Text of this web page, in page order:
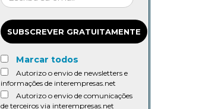
SUBSCREVER GRATUITAMENTE
Marcar todos
Autorizo o envio de newsletters e
informações de interempresas.net
Autorizo o envio de comunicações
de terceiros via interempresas.net